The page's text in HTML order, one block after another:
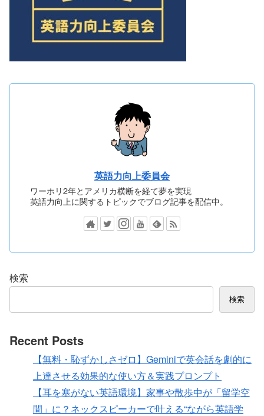
英語力向上委員会
ワーホリ2年とアメリカ横断を経て夢を実現
英語力向上に関するトピックでブログ記事を配信中。
検索
検索
Recent Posts
【無料・恥ずかしさゼロ】Geminiで英会話を劇的に
上達させる効果的な使い方＆実践プロンプト
【耳を塞がない英語環境】家事や散歩中が「留学空
間」に？ネックスピーカーで叶える“ながら英語学